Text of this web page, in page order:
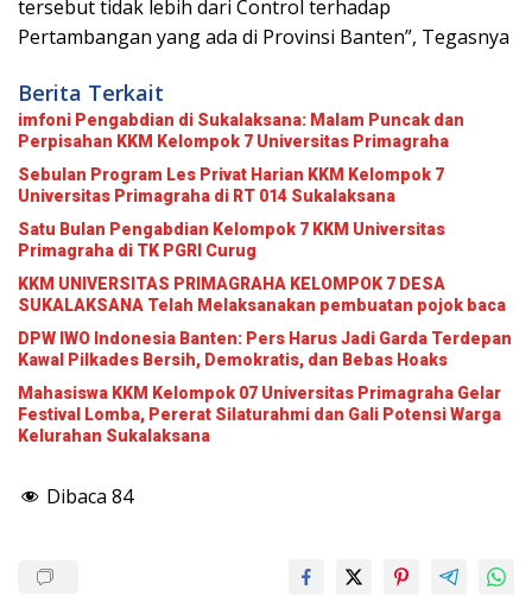
tersebut tidak lebih dari Control terhadap
Pertambangan yang ada di Provinsi Banten”, Tegasnya
Berita Terkait
imfoni Pengabdian di Sukalaksana: Malam Puncak dan
Perpisahan KKM Kelompok 7 Universitas Primagraha
Sebulan Program Les Privat Harian KKM Kelompok 7
Universitas Primagraha di RT 014 Sukalaksana
Satu Bulan Pengabdian Kelompok 7 KKM Universitas
Primagraha di TK PGRI Curug
KKM UNIVERSITAS PRIMAGRAHA KELOMPOK 7 DESA
SUKALAKSANA Telah Melaksanakan pembuatan pojok baca
DPW IWO Indonesia Banten: Pers Harus Jadi Garda Terdepan
Kawal Pilkades Bersih, Demokratis, dan Bebas Hoaks
Mahasiswa KKM Kelompok 07 Universitas Primagraha Gelar
Festival Lomba, Pererat Silaturahmi dan Gali Potensi Warga
Kelurahan Sukalaksana
Dibaca 84